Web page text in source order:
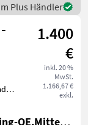
Plus Händler
1.400
€
inkl. 20 %
MwSt.
1.166,67 €
exkl.
LH Eferding-OE.Mitte, Eferding